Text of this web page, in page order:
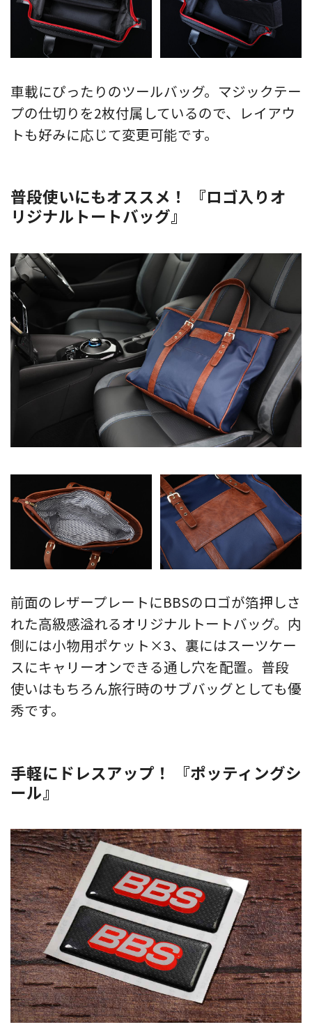
車載にぴったりのツールバッグ。マジックテー
プの仕切りを2枚付属しているので、レイアウ
トも好みに応じて変更可能です。
普段使いにもオススメ！ 『ロゴ入りオ
リジナルトートバッグ』
前面のレザープレートにBBSのロゴが箔押しさ
れた高級感溢れるオリジナルトートバッグ。内
側には小物用ポケット×3、裏にはスーツケー
スにキャリーオンできる通し穴を配置。普段
使いはもちろん旅行時のサブバッグとしても優
秀です。
手軽にドレスアップ！ 『ポッティングシ
ール』